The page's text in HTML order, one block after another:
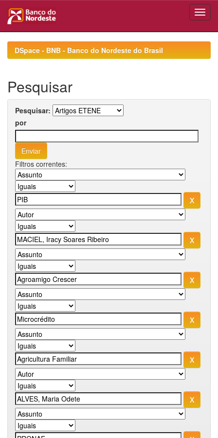
navigationDSpace - BNB - Banco do Nordeste do Brasil
Pesquisar
Pesquisar:
por
Filtros correntes: